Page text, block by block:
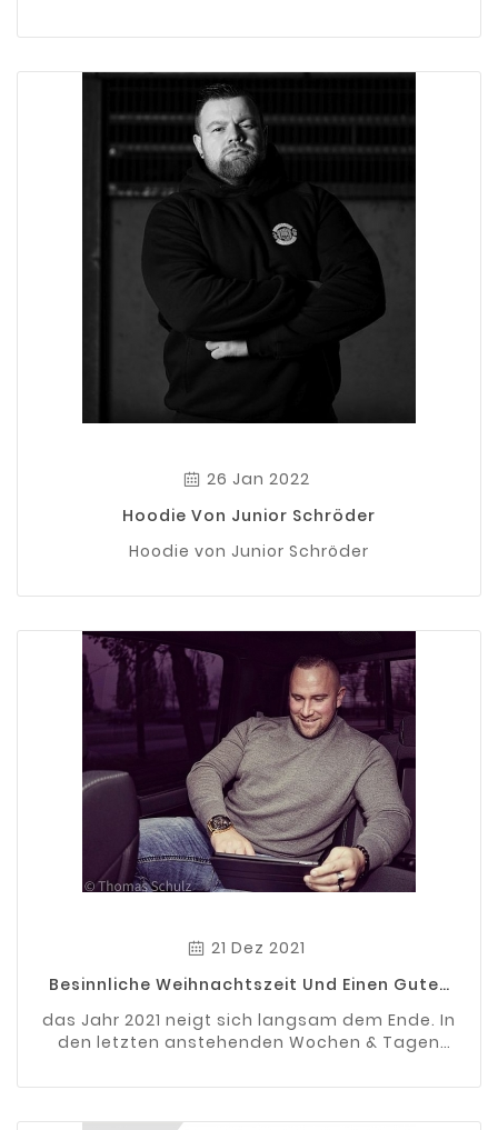
26 Jan 2022
Hoodie Von Junior Schröder
Hoodie von Junior Schröder
21 Dez 2021
Besinnliche Weihnachtszeit Und Einen Guten
Rutsch
das Jahr 2021 neigt sich langsam dem Ende. In
den letzten anstehenden Wochen & Tagen
berate Neukunden.